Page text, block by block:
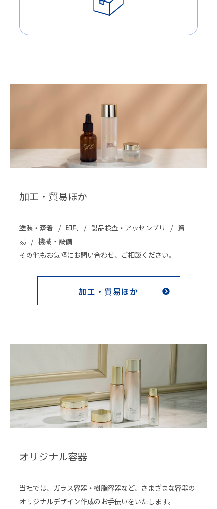
加工・貿易ほか
塗装・蒸着 印刷 製品検査・アッセンブリ
貿
易
機械・設備
その他もお気軽にお問い合わせ、ご相談ください。
加工・貿易ほか
オリジナル容器
当社では、ガラス容器・樹脂容器など、さまざまな容器の
オリジナルデザイン作成のお手伝いをいたします。